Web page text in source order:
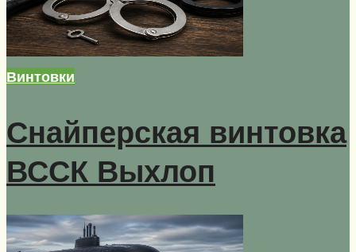
Винтовки
Снайперская винтовка
ВССК Выхлоп